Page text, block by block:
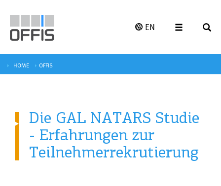
EN
HOME OFFIS
Die GAL NATARS Studie
- Erfahrungen zur
Teilnehmerrekrutierung